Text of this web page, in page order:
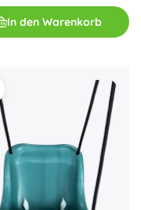
In den Warenkorb